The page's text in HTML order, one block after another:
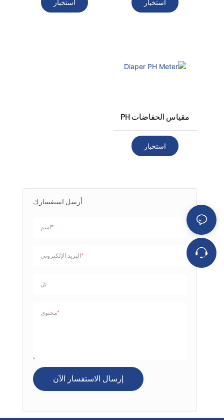
أرسل استفسارك
اسم
البريد الإلكتروني
تل
محتوى
إرسال الاستفسار الآن
استخبار استخبار
مقياس الحفاضات PH
استخبار